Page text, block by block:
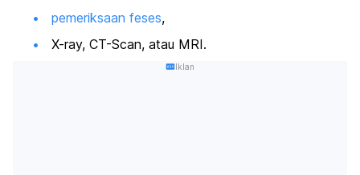
pemeriksaan feses,
X-ray, CT-Scan, atau MRI.
Iklan